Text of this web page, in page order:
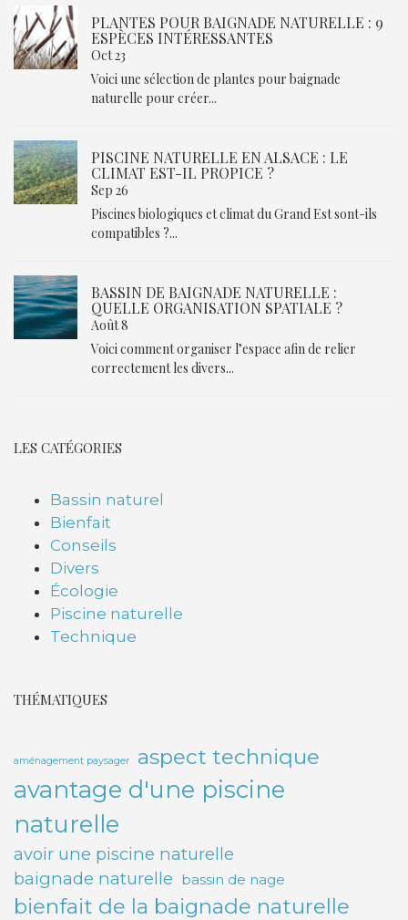
PLANTES POUR BAIGNADE NATURELLE : 9
ESPÈCES INTÉRESSANTES
Oct 23
Voici une sélection de plantes pour baignade
naturelle pour créer...
PISCINE NATURELLE EN ALSACE : LE
CLIMAT EST-IL PROPICE ?
Sep 26
Piscines biologiques et climat du Grand Est sont-ils
compatibles ?...
BASSIN DE BAIGNADE NATURELLE :
QUELLE ORGANISATION SPATIALE ?
Août 8
Voici comment organiser l’espace afin de relier
correctement les divers...
LES CATÉGORIES
Bassin naturel
Bienfait
Conseils
Divers
Écologie
Piscine naturelle
Technique
THÉMATIQUES
aménagement paysager aspect technique
avantage d'une piscine
naturelle
avoir une piscine naturelle
baignade naturelle bassin de nage
bienfait de la baignade naturelle